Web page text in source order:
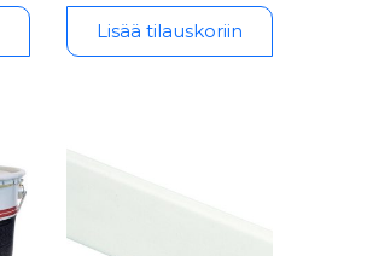
Lisää tilauskoriin